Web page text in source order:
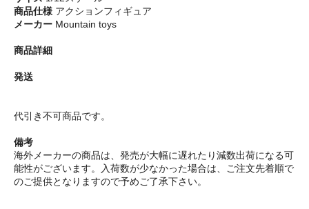
商品仕様 アクションフィギュア
メーカー Mountain toys
商品詳細
発送
代引き不可商品です。
備考
海外メーカーの商品は、発売が大幅に遅れたり減数出荷になる可
能性がございます。入荷数が少なかった場合は、ご注文先着順で
のご提供となりますので予めご了承下さい。